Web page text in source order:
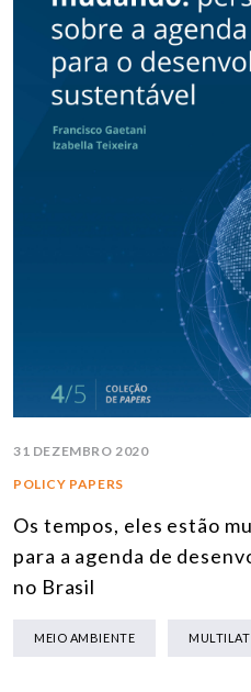
31 DEZEMBRO 2020
POLICY PAPERS
Os tempos, eles estão
para a agenda de
no Brasil
MEIO AMBIENTE